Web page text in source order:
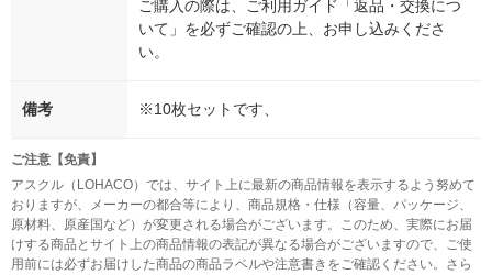
ご購入の際は、ご利用ガイド「返品・交換につ
いて」を必ずご確認の上、お申し込みくださ
い。
備考 ※10枚セットです、
ご注意【免責】
アスクル（LOHACO）では、サイト上に最新の商品情報を表示するよう努めて
おりますが、メーカーの都合等により、商品規格・仕様（容量、パッケージ、
原材料、原産国など）が変更される場合がございます。このため、実際にお届
けする商品とサイト上の商品情報の表記が異なる場合がございますので、ご使
用前には必ずお届けした商品の商品ラベルや注意書きをご確認ください。さら